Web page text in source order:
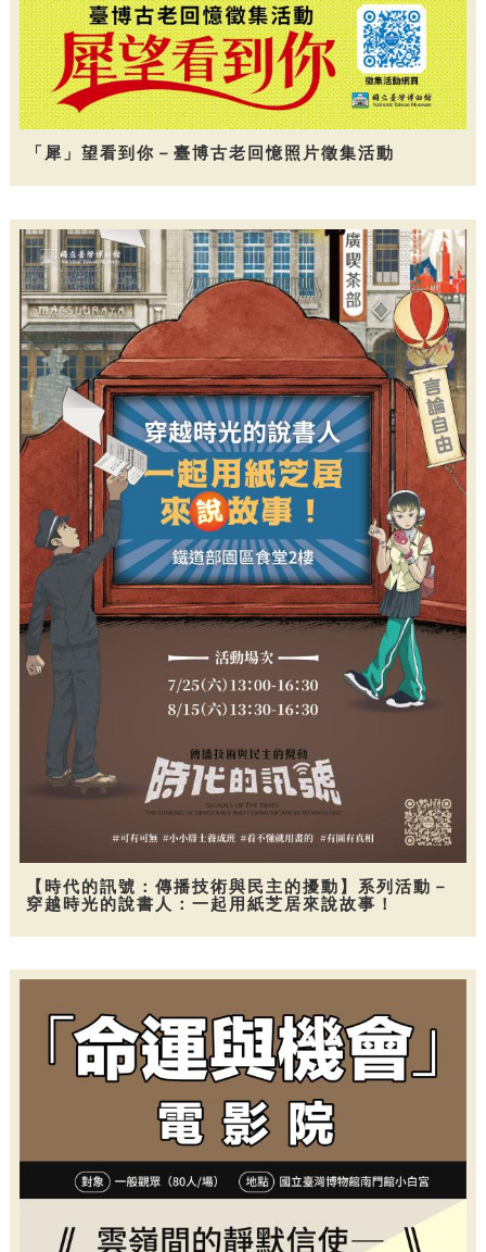
「犀」望看到你－臺博古老回憶照片徵集活動
【時代的訊號：傳播技術與民主的擾動】系列活動－
穿越時光的說書人：一起用紙芝居來說故事！